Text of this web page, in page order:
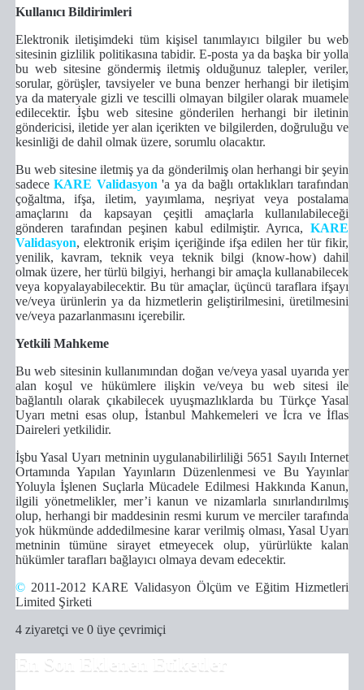
Kullanıcı Bildirimleri
Elektronik iletişimdeki tüm kişisel tanımlayıcı bilgiler bu web
sitesinin gizlilik politikasına tabidir. E-posta ya da başka bir yolla
bu web sitesine göndermiş iletmiş olduğunuz talepler, veriler,
sorular, görüşler, tavsiyeler ve buna benzer herhangi bir iletişim
ya da materyale gizli ve tescilli olmayan bilgiler olarak muamele
edilecektir. İşbu web sitesine gönderilen herhangi bir iletinin
göndericisi, iletide yer alan içerikten ve bilgilerden, doğruluğu ve
kesinliği de dahil olmak üzere, sorumlu olacaktır.
Bu web sitesine iletmiş ya da gönderilmiş olan herhangi bir şeyin
sadeceKARE Validasyon 'a ya da bağlı ortaklıkları tarafından
çoğaltma, ifşa, iletim, yayımlama, neşriyat veya postalama
amaçlarını da kapsayan çeşitli amaçlarla kullanılabileceği
gönderen tarafından peşinen kabul edilmiştir. Ayrıca,KARE
Validasyon, elektronik erişim içeriğinde ifşa edilen her tür fikir,
yenilik, kavram, teknik veya teknik bilgi (know-how) dahil
olmak üzere, her türlü bilgiyi, herhangi bir amaçla kullanabilecek
veya kopyalayabilecektir. Bu tür amaçlar, üçüncü taraflara ifşayı
ve/veya ürünlerin ya da hizmetlerin geliştirilmesini, üretilmesini
ve/veya pazarlanmasını içerebilir.
Yetkili Mahkeme
Bu web sitesinin kullanımından doğan ve/veya yasal uyarıda yer
alan koşul ve hükümlere ilişkin ve/veya bu web sitesi ile
bağlantılı olarak çıkabilecek uyuşmazlıklarda bu Türkçe Yasal
Uyarı metni esas olup, İstanbul Mahkemeleri ve İcra ve İflas
Daireleri yetkilidir.
İşbu Yasal Uyarı metninin uygulanabilirliliği 5651 Sayılı Internet
Ortamında Yapılan Yayınların Düzenlenmesi ve Bu Yayınlar
Yoluyla İşlenen Suçlarla Mücadele Edilmesi Hakkında Kanun,
ilgili yönetmelikler, mer’i kanun ve nizamlarla sınırlandırılmış
olup, herhangi bir maddesinin resmi kurum ve merciler tarafında
yok hükmünde addedilmesine karar verilmiş olması, Yasal Uyarı
metninin tümüne sirayet etmeyecek olup, yürürlükte kalan
hükümler tarafları bağlayıcı olmaya devam edecektir.
©2011-2012 KARE Validasyon Ölçüm ve Eğitim Hizmetleri
Limited Şirketi
4 ziyaretçi ve 0 üye çevrimiçi
En Son Eklenen Etiketler